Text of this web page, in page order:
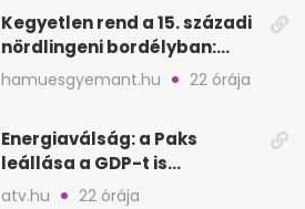
Kegyetlen rend a 15. századi
nördlingeni bordélyban:
verés, éheztetés
hamuesgyemant.hu 22 órája
Energiaválság: a Paks
leállása a GDP-t is
megütheti, int az
atv.hu 22 órája